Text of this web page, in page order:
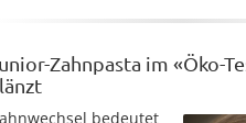
Zahnpasta im «Öko-
bedeutet